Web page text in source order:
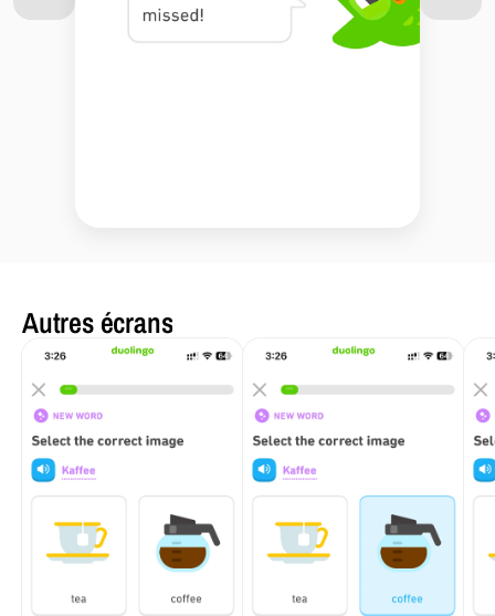
Autres écrans